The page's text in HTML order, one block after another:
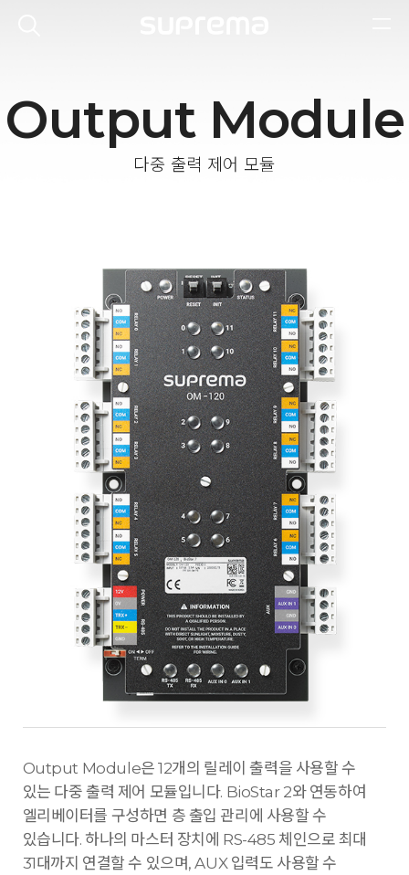
Output Module
다중 출력 제어 모듈
Output Module은 12개의 릴레이 출력을 사용할 수
있는 다중 출력 제어 모듈입니다. BioStar 2와 연동하여
엘리베이터를 구성하면 층 출입 관리에 사용할 수
있습니다. 하나의 마스터 장치에 RS-485 체인으로 최대
31대까지 연결할 수 있으며, AUX 입력도 사용할 수